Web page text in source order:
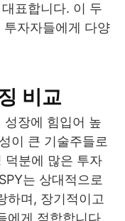
표합니다. 이 두
자자들에게 다양
비교
장에 힘입어 높
이 큰 기술주들로
덕분에 많은 투자
는 상대적으로
하며, 장기적이고
에게 적합합니다.